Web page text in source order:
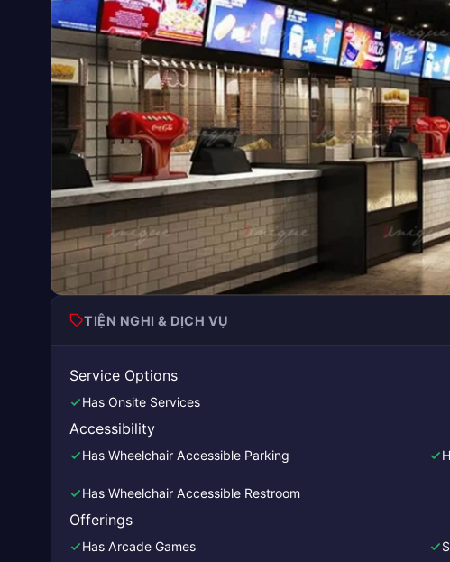
TIỆN NGHI & DỊCH VỤ
Service Options
Has Onsite Services
Accessibility
Has Wheelchair Accessible Parking
Has Wheelchair Accessible Restroom
Offerings
Has Arcade Games